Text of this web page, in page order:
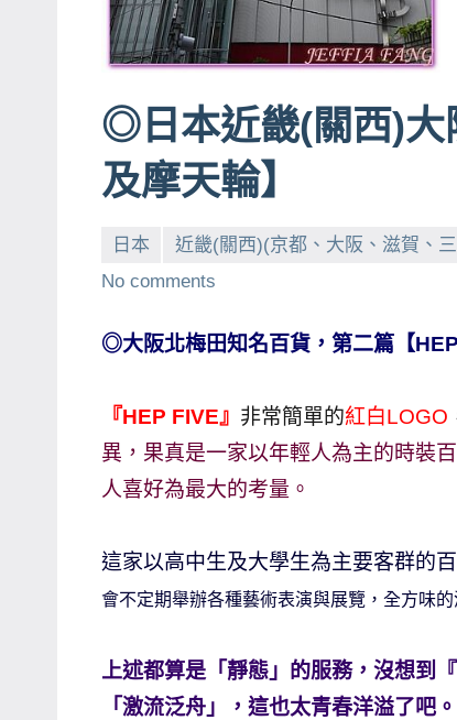
賓、
News
探
節
班
底、
景
目
持、
吳
窟
遊
書
◎日本近畿(關西)大
及摩天輪】
日本 近畿(關西)(京都、大阪、滋賀、
No comments
◎大阪北梅田知名百貨，第二篇【
『HEP FIVE』 非常簡單的紅白LOGO
異，果真是一家以年輕人為主的時裝
人喜好為最大的考量。
這家以高中生及大學生為主要客群的
會不定期舉辦各種藝術表演與展覽，全方味
上述都算是「靜態」的服務，沒想到
「激流泛舟」，這也太青春洋溢了吧。